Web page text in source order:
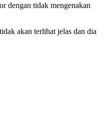
dengan tidak mengenakan
akan terlihat jelas dan dia